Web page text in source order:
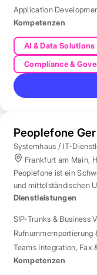
Application
Kompetenzen
AI & Data Solutions
Compliance &
Peoplefone
Systemhaus / IT-
Frankfurt am Main,
Peoplefone ist ein
und mittelständischen
Telefonielösungen bietet.
Dienstleistungen
SIP-Trunks & Business
Rufnummernportierung
Teams Integration, Fax
Kompetenzen